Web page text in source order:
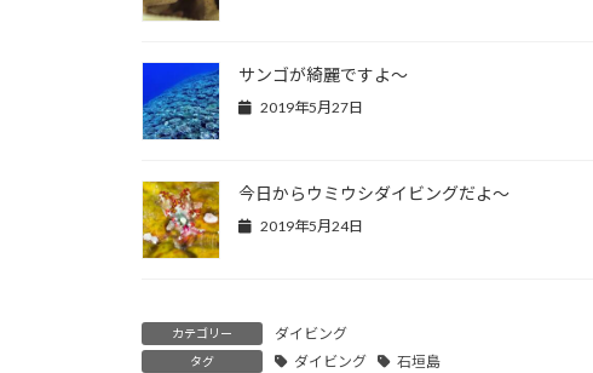
サンゴが綺麗ですよ～
2019年5月27日
今日からウミウシダイビングだよ～
2019年5月24日
カテゴリー ダイビング
タグ ダイビング 石垣島